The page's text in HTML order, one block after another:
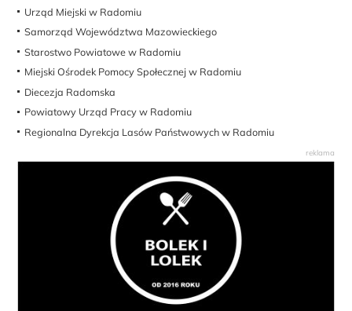
Urząd Miejski w Radomiu
Samorząd Województwa Mazowieckiego
Starostwo Powiatowe w Radomiu
Miejski Ośrodek Pomocy Społecznej w Radomiu
Diecezja Radomska
Powiatowy Urząd Pracy w Radomiu
Regionalna Dyrekcja Lasów Państwowych w Radomiu